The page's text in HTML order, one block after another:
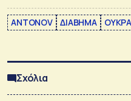
ANTONOV ΔΙΑΒΗΜΑ
Σχόλια